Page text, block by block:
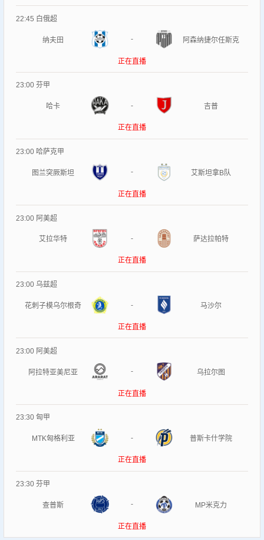
22:45 白俄超
纳夫田 - 阿森纳捷尔任斯克
正在直播
23:00 芬甲
哈卡 - 吉普
正在直播
23:00 哈萨克甲
图兰突厥斯坦 - 艾斯坦拿B队
正在直播
23:00 阿美超
艾拉华特 - 萨达拉帕特
正在直播
23:00 乌兹超
花刺子模乌尔根奇 - 马沙尔
正在直播
23:00 阿美超
阿拉特亚美尼亚 - 乌拉尔图
正在直播
23:30 匈甲
MTK匈格利亚 - 普斯卡什学院
正在直播
23:30 芬甲
查普斯 - MP米克力
正在直播